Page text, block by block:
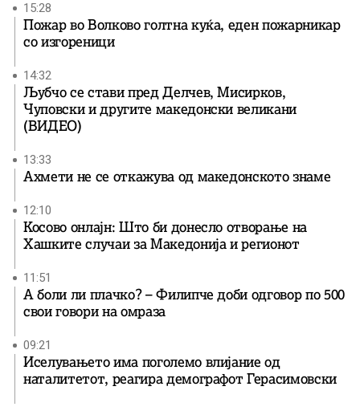
15:28
Пожар во Волково голтна куќа, еден пожарникар
со изгореници
14:32
Љубчо се стави пред Делчев, Мисирков,
Чуповски и другите македонски великани
(ВИДЕО)
13:33
Ахмети не се откажува од македонското знаме
12:10
Косово онлајн: Што би донесло отворање на
Хашките случаи за Македонија и регионот
11:51
А боли ли плачко? – Филипче доби одговор по 500
свои говори на омраза
09:21
Иселувањето има поголемо влијание од
наталитетот, реагира демографот Герасимовски